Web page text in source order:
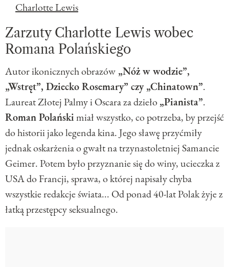
Charlotte Lewis
Zarzuty Charlotte Lewis wobec
Romana Polańskiego
Autor ikonicznych obrazów „Nóż w wodzie”,
„Wstręt”, Dziecko Rosemary” czy „Chinatown”.
Laureat Złotej Palmy i Oscara za dzieło„Pianista”.
Roman Polańskimiał wszystko, co potrzeba, by przejść
do historii jako legenda kina. Jego sławę przyćmiły
jednak oskarżenia o gwałt na trzynastoletniej Samancie
Geimer. Potem było przyznanie się do winy, ucieczka z
USA do Francji, sprawa, o której napisały chyba
wszystkie redakcje świata... Od ponad 40-lat Polak żyje z
łatką przestępcy seksualnego.